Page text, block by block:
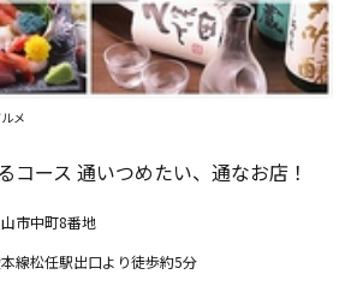
コース 通いつめたい、通なお店！
市中町8番地
線松任駅出口より徒歩約5分
メ